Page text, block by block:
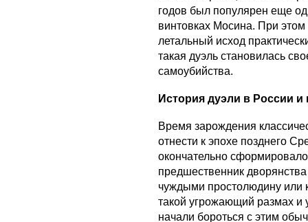
годов был популярен еще
винтовках Мосина. При
летальный исход
такая дуэль становилась
самоубийства.
История дуэли в России и
Время зарождения
отнести к эпохе позднего
окончательно
предшественник
чуждыми простолюдину или
такой угрожающий размах и
начали бороться с этим